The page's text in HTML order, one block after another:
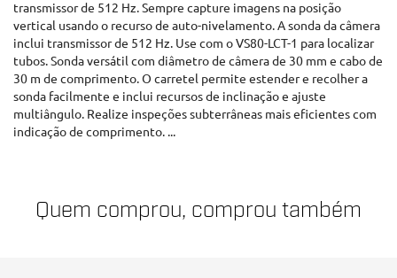
transmissor de 512 Hz. Sempre capture imagens na posição
vertical usando o recurso de auto-nivelamento. A sonda da câmera
inclui transmissor de 512 Hz. Use com o VS80-LCT-1 para localizar
tubos. Sonda versátil com diâmetro de câmera de 30 mm e cabo de
30 m de comprimento. O carretel permite estender e recolher a
sonda facilmente e inclui recursos de inclinação e ajuste
multiângulo. Realize inspeções subterrâneas mais eficientes com
indicação de comprimento. ...
Quem comprou, comprou também